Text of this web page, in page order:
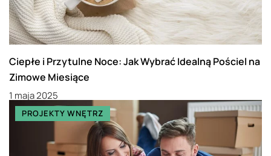
Ciepłe i Przytulne Noce: Jak Wybrać Idealną Pościel na
Zimowe Miesiące
1 maja 2025
PROJEKTY WNĘTRZ